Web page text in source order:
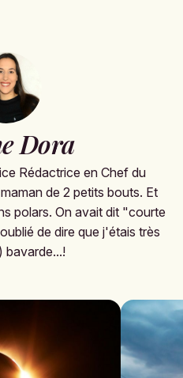
Dora
Rédactrice en Chef du
de 2 petits bouts. Et
polars. On avait dit "courte
de dire que j'étais très
bavarde...!